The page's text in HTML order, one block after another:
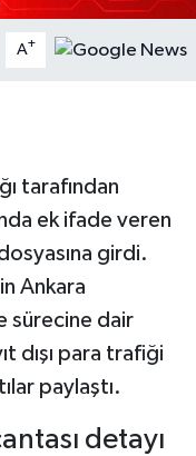
A+
tarafından
ek ifade veren
girdi.
Ankara
sürecine dair
dışı para trafiği
paylaştı.
detayı